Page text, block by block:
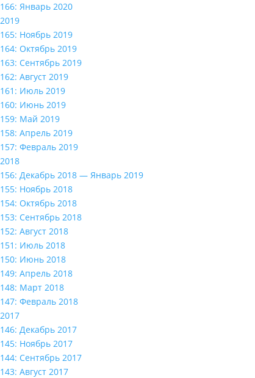
166: Январь 2020
2019
165: Ноябрь 2019
164: Октябрь 2019
163: Сентябрь 2019
162: Август 2019
161: Июль 2019
160: Июнь 2019
159: Май 2019
158: Апрель 2019
157: Февраль 2019
2018
156: Декабрь 2018 — Январь 2019
155: Ноябрь 2018
154: Октябрь 2018
153: Сентябрь 2018
152: Август 2018
151: Июль 2018
150: Июнь 2018
149: Апрель 2018
148: Март 2018
147: Февраль 2018
2017
146: Декабрь 2017
145: Ноябрь 2017
144: Сентябрь 2017
143: Август 2017